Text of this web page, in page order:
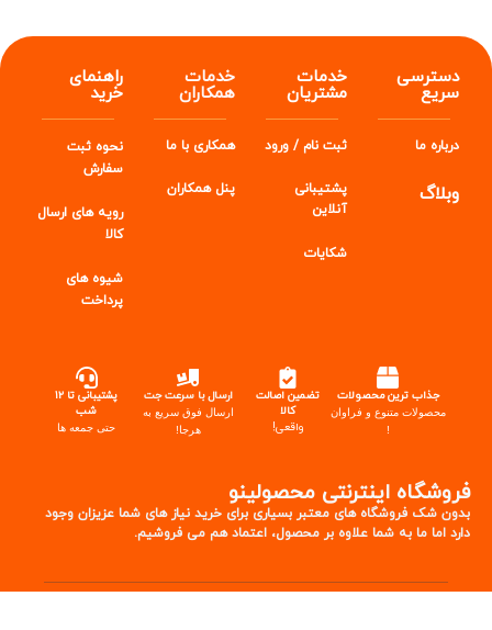
دسترسی
سریع
درباره ما
وبلاگ
خدمات
مشتریان
ثبت نام / ورود
پشتیبانی
آنلاین
شکایات
خدمات
همکاران
همکاری با ما
پنلهمکاران
راهنمای
خرید
نحوه ثبت
سفارش
رویه های ارسال
کالا
شیوه های
پرداخت
جذاب ترین محصولات
محصولات متنوع و فراوان
!
تضمین اصالت
کالا
واقعی!
ارسال با سرعت جت
ارسال فوق سریع به
هرجا!
پشتیبانی تا ۱۲
شب
حتی جمعه ها
فروشگاه اینترنتی محصولینو
بدون شک فروشگاه های معتبر بسیاری برای خرید نیاز های شما عزیزان وجود
دارد اما ما به شما علاوه بر محصول، اعتماد هم می فروشیم.